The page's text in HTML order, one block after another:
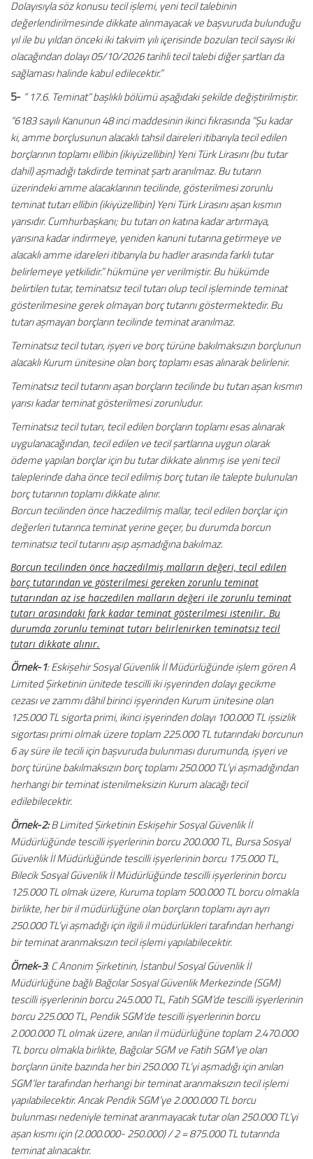
Dolayısıyla söz konusu tecil işlemi, yeni tecil talebinin
değerlendirilmesinde dikkate alınmayacak ve başvuruda bulunduğu
yıl ile bu yıldan önceki iki takvim yılı içerisinde bozulan tecil sayısı iki
olacağından dolayı 05/10/2026 tarihli tecil talebi diğer şartları da
sağlaması halinde kabul edilecektir.”
5- ” 17.6. Teminat” başlıklı bölümü aşağıdaki şekilde değiştirilmiştir.
“6183 sayılı Kanunun 48 inci maddesinin ikinci fıkrasında “Şu kadar
ki, amme borçlusunun alacaklı tahsil daireleri itibarıyla tecil edilen
borçlarının toplamı ellibin (ikiyüzellibin) Yeni Türk Lirasını (bu tutar
dahil) aşmadığı takdirde teminat şartı aranılmaz. Bu tutarın
üzerindeki amme alacaklarının tecilinde, gösterilmesi zorunlu
teminat tutarı ellibin (ikiyüzellibin) Yeni Türk Lirasını aşan kısmın
yarısıdır. Cumhurbaşkanı; bu tutarı on katına kadar artırmaya,
yarısına kadar indirmeye, yeniden kanuni tutarına getirmeye ve
alacaklı amme idareleri itibarıyla bu hadler arasında farklı tutar
belirlemeye yetkilidir.” hükmüne yer verilmiştir. Bu hükümde
belirtilen tutar, teminatsız tecil tutarı olup tecil işleminde teminat
gösterilmesine gerek olmayan borç tutarını göstermektedir. Bu
tutarı aşmayan borçların tecilinde teminat aranılmaz.
Teminatsız tecil tutarı, işyeri ve borç türüne bakılmaksızın borçlunun
alacaklı Kurum ünitesine olan borç toplamı esas alınarak belirlenir.
Teminatsız tecil tutarını aşan borçların tecilinde bu tutarı aşan kısmın
yarısı kadar teminat gösterilmesi zorunludur.
Teminatsız tecil tutarı, tecil edilen borçların toplamı esas alınarak
uygulanacağından, tecil edilen ve tecil şartlarına uygun olarak
ödeme yapılan borçlar için bu tutar dikkate alınmış ise yeni tecil
taleplerinde daha önce tecil edilmiş borç tutarı ile talepte bulunulan
borç tutarının toplamı dikkate alınır.
Borcun tecilinden önce haczedilmiş mallar, tecil edilen borçlar için
değerleri tutarınca teminat yerine geçer, bu durumda borcun
teminatsız tecil tutarını aşıp aşmadığına bakılmaz.
Borcun tecilinden önce haczedilmiş malların değeri, tecil edilen
borç tutarından ve gösterilmesi gereken zorunlu teminat
tutarından az ise haczedilen malların değeri ile zorunlu teminat
tutarı arasındaki fark kadar teminat gösterilmesi istenilir. Bu
durumda zorunlu teminat tutarı belirlenirken teminatsız tecil
tutarı dikkate alınır.
Örnek-1: Eskişehir Sosyal Güvenlik İl Müdürlüğünde işlem gören A
Limited Şirketinin ünitede tescilli iki işyerinden dolayı gecikme
cezası ve zammı dâhil birinci işyerinden Kurum ünitesine olan
125.000 TL sigorta primi, ikinci işyerinden dolayı 100.000 TL işsizlik
sigortası primi olmak üzere toplam 225.000 TL tutarındaki borcunun
6 ay süre ile tecili için başvuruda bulunması durumunda, işyeri ve
borç türüne bakılmaksızın borç toplamı 250.000 TL’yi aşmadığından
herhangi bir teminat istenilmeksizin Kurum alacağı tecil
edilebilecektir.
Örnek-2:B Limited Şirketinin Eskişehir Sosyal Güvenlik İl
Müdürlüğünde tescilli işyerlerinin borcu 200.000 TL, Bursa Sosyal
Güvenlik İl Müdürlüğünde tescilli işyerlerinin borcu 175.000 TL,
Bilecik Sosyal Güvenlik İl Müdürlüğünde tescilli işyerlerinin borcu
125.000 TL olmak üzere, Kuruma toplam 500.000 TL borcu olmakla
birlikte, her bir il müdürlüğüne olan borçların toplamı ayrı ayrı
250.000 TL’yi aşmadığı için ilgili il müdürlükleri tarafından herhangi
bir teminat aranmaksızın tecil işlemi yapılabilecektir.
Örnek-3: C Anonim Şirketinin, İstanbul Sosyal Güvenlik İl
Müdürlüğüne bağlı Bağcılar Sosyal Güvenlik Merkezinde (SGM)
tescilli işyerlerinin borcu 245.000 TL, Fatih SGM’de tescilli işyerlerinin
borcu 225.000 TL, Pendik SGM’de tescilli işyerlerinin borcu
2.000.000 TL olmak üzere, anılan il müdürlüğüne toplam 2.470.000
TL borcu olmakla birlikte, Bağcılar SGM ve Fatih SGM’ye olan
borçların ünite bazında her biri 250.000 TL’yi aşmadığı için anılan
SGM’ler tarafından herhangi bir teminat aranmaksızın tecil işlemi
yapılabilecektir. Ancak Pendik SGM’ye 2.000.000 TL borcu
bulunması nedeniyle teminat aranmayacak tutar olan 250.000 TL’yi
aşan kısmı için (2.000.000- 250.000) / 2 = 875.000 TL tutarında
teminat alınacaktır.